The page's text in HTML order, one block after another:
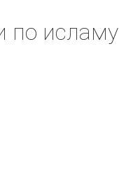
по исламу